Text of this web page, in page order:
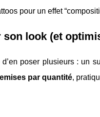
pour un effet
look (et
poser plusieurs : un
par quantité,